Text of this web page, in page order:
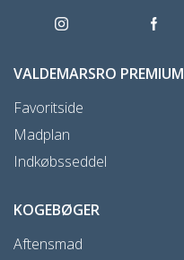
VALDEMARSRO PREMIUM
Favoritside
Madplan
Indkøbsseddel
KOGEBØGER
Aftensmad